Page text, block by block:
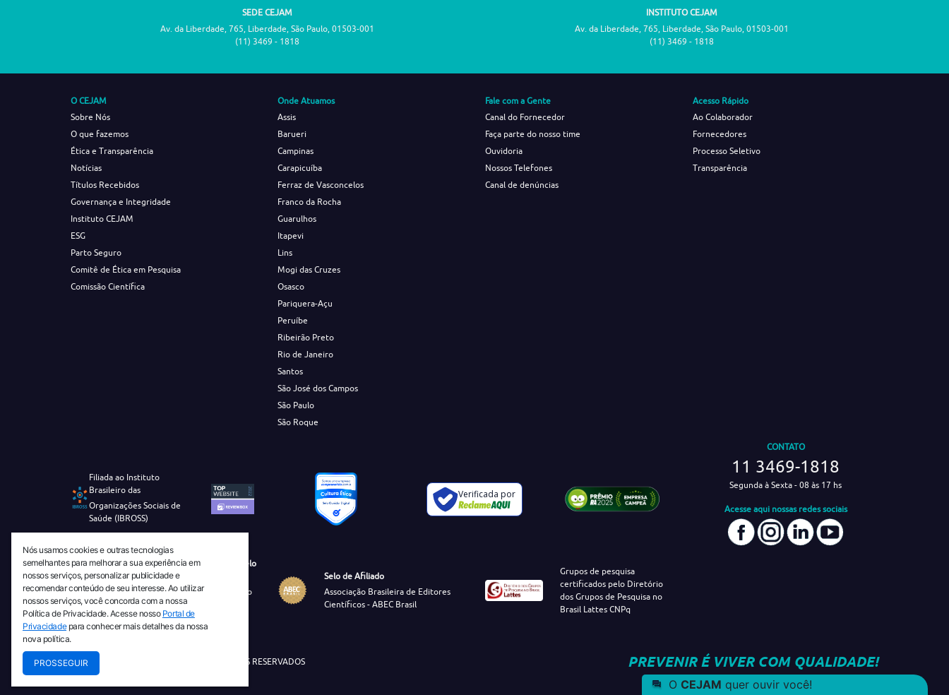
SEDE CEJAM
Av. da Liberdade, 765, Liberdade, São Paulo, 01503-001
(11) 3469 - 1818
INSTITUTO CEJAM
Av. da Liberdade, 765, Liberdade, São Paulo, 01503-001
(11) 3469 - 1818
O CEJAM
Sobre Nós
O que fazemos
Ética e Transparência
Notícias
Títulos Recebidos
Governança e Integridade
Instituto CEJAM
ESG
Parto Seguro
Comitê de Ética em Pesquisa
Comissão Científica
Onde Atuamos
Assis
Barueri
Campinas
Carapicuíba
Ferraz de Vasconcelos
Franco da Rocha
Guarulhos
Itapevi
Lins
Mogi das Cruzes
Osasco
Pariquera-Açu
Peruíbe
Ribeirão Preto
Rio de Janeiro
Santos
São José dos Campos
São Paulo
São Roque
Fale com a Gente
Canal do Fornecedor
Faça parte do nosso time
Ouvidoria
Nossos Telefones
Canal de denúncias
Acesso Rápido
Ao Colaborador
Fornecedores
Processo Seletivo
Transparência
Filiada ao Instituto
Brasileiro das
Organizações Sociais de
Saúde (IBROSS)
Verificada por
CONTATO
11 3469-1818
Segunda à Sexta - 08 às 17 hs
Acesse aqui nossas redes sociais
Revista Tecnico-Cientifica CEJAM Selo
Diamante de Ciência Aberta
Diretório Migulim Instituto Brasileiro
de Informação em Ciência e
Tecnologia - IBICT
Selo de Afiliado
Associação Brasileira de Editores
Científicos - ABEC Brasil
Grupos de pesquisa
certificados pelo Diretório
dos Grupos de Pesquisa no
Brasil Lattes CNPq
© 2026 TODOS OS DIREITOS RESERVADOS PREVENIR É VIVER COM QUALIDADE!
Nós usamos cookies e outras tecnologias
semelhantes para melhorar a sua experiência em
nossos serviços, personalizar publicidade e
recomendar conteúdo de seu interesse. Ao utilizar
nossos serviços, você concorda com a nossa
Política de Privacidade. Acesse nosso Portal de
Privacidadepara conhecer mais detalhes da nossa
nova política.
PROSSEGUIR
O CEJAM quer ouvir você!